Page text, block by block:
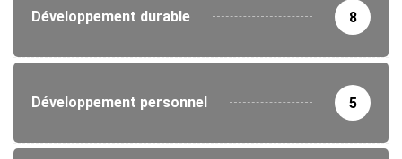
Développement durable 8
Développement personnel 5